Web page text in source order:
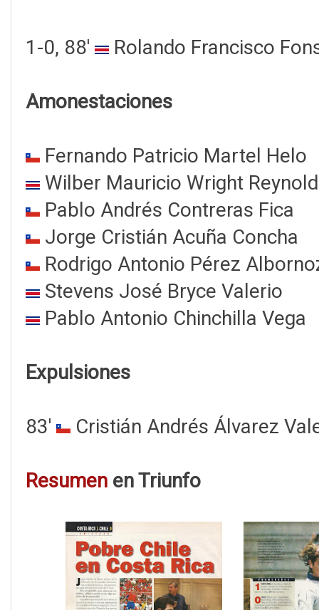
1-0, 88' Rolando Francisco
Amonestaciones
Fernando Patricio Martel Helo
Wilber Mauricio Wright Reynold
Pablo Andrés Contreras Fica
Jorge Cristián Acuña Concha
Rodrigo Antonio Pérez
Stevens José Bryce Valerio
Pablo Antonio Chinchilla Vega
Expulsiones
83' Cristián Andrés Álvarez
Resumen en Triunfo